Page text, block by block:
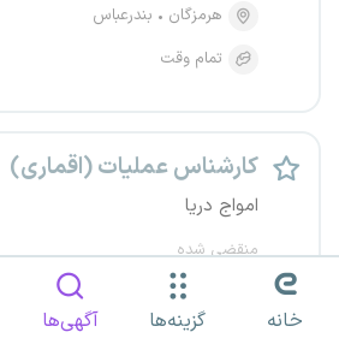
هرمزگان
بندرعباس
تمام وقت
کارشناس عملیات (اقماری)
امواج دریا
منقضی شده
هرمزگان
تمام وقت
خانه گزینه‌ها آگهی‌ها